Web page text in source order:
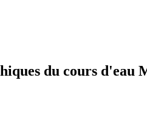
du cours d'eau